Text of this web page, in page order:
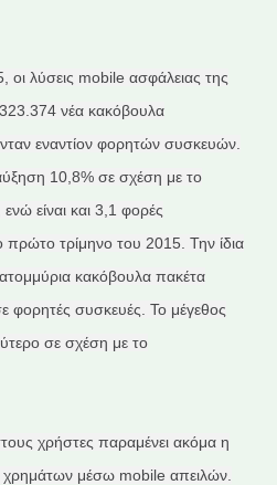
οι λύσεις mobile ασφάλειας της
νέα κακόβουλα
εναντίον φορητών συσκευών.
10,8% σε σχέση με το
είναι και 3,1 φορές
πρώτο τρίμηνο του 2015. Την ίδια
κακόβουλα πακέτα
φορητές συσκευές. Το μέγεθος
σε σχέση με το
χρήστες παραμένει ακόμα η
μέσω mobile απειλών.